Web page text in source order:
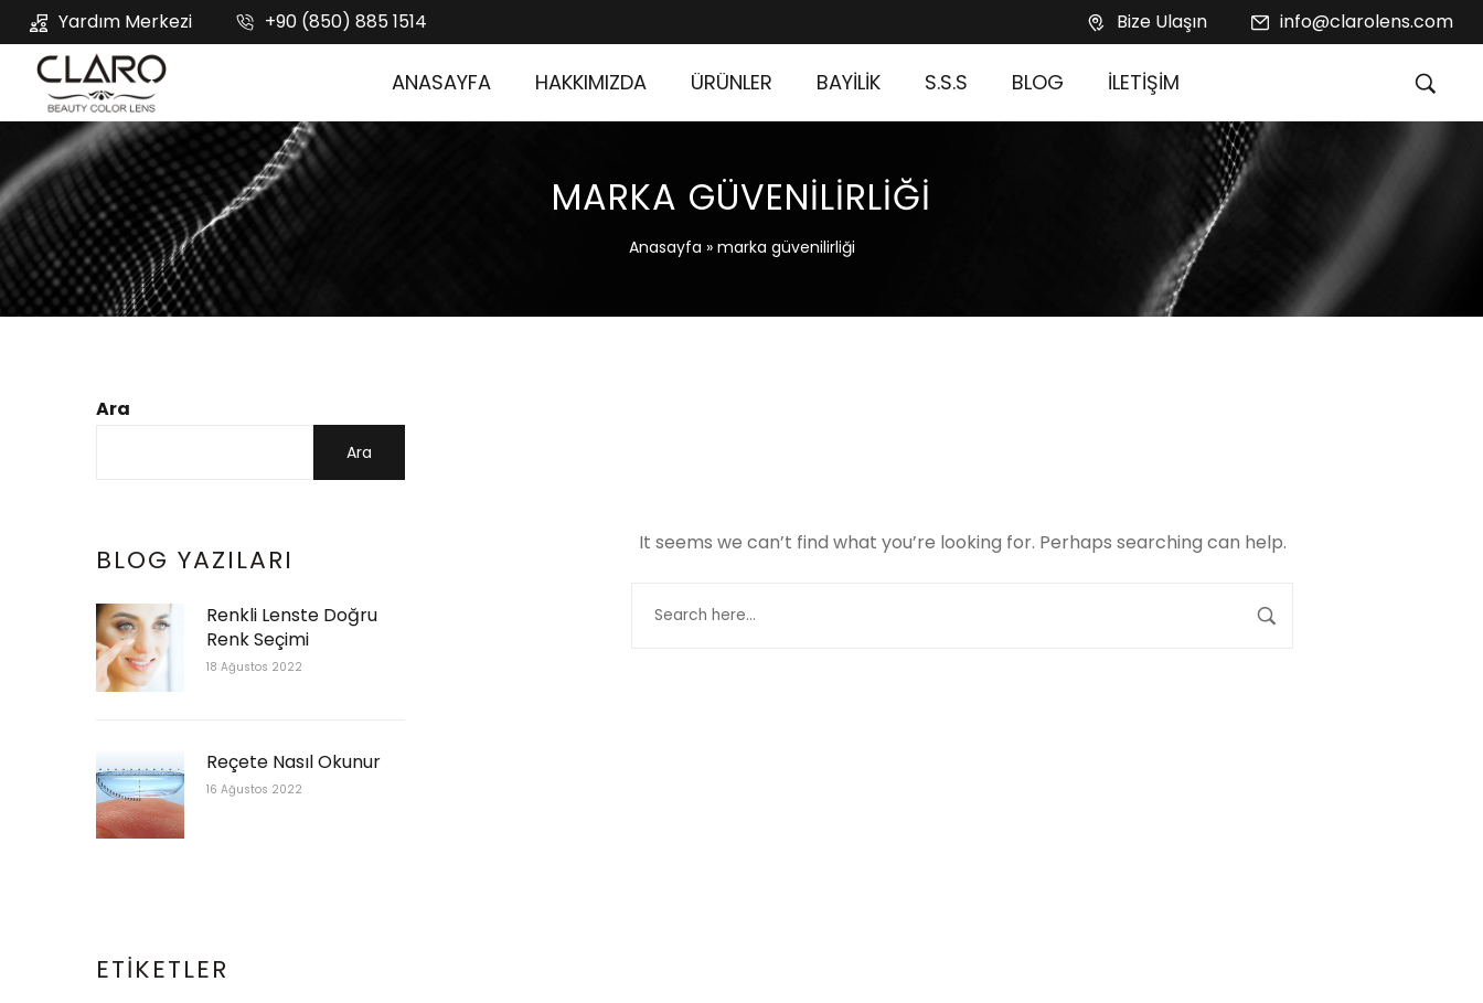
Yardım Merkezi +90 (850) 885 1514 Bize Ulaşın info@clarolens.com
ANASAYFA HAKKIMIZDA ÜRÜNLER BAYİLİK S.S.S BLOG İLETİŞİM
MARKA GÜVENILIRLIĞI
Anasayfa » marka güvenilirliği
Ara
Ara
BLOG YAZILARI
Renkli Lenste Doğru
Renk Seçimi
18 Ağustos 2022
Reçete Nasıl Okunur
16 Ağustos 2022
ETIKETLER
It seems we can’t find what you’re looking for. Perhaps searching can help.